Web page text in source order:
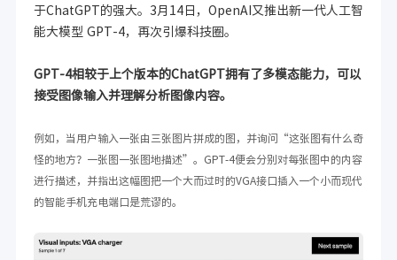
于ChatGPT的强大。3月14日，OpenAI又推出新一代人工智
能大模型 GPT-4，再次引爆科技圈。
GPT-4相较于上个版本的ChatGPT拥有了多模态能力，可以
接受图像输入并理解分析图像内容。
例如，当用户输入一张由三张图片拼成的图，并询问“这张图有什么奇
怪的地方？一张图一张图地描述”。GPT-4便会分别对每张图中的内容
进行描述，并指出这幅图把一个大而过时的VGA接口插入一个小而现代
的智能手机充电端口是荒谬的。